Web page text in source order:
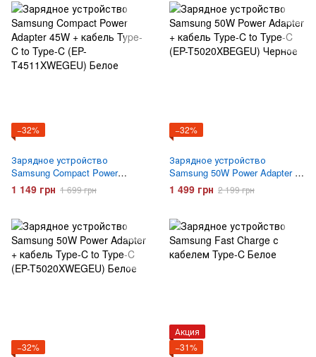
−32%
Зарядное устройство
Samsung Compact Power
Adapter 45W + кабель Type-C
to Type-C (EP-T4511XWEGEU)
1 149 грн 1 699 грн
−32%
Зарядное устройство
Samsung 50W Power Adapter +
кабель Type-C to Type-C (EP-
T5020XBEGEU) Черное
1 499 грн 2 199 грн
−32%
Акция
−31%